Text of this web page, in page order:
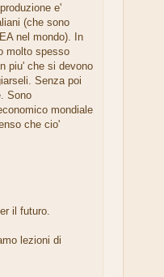
e'
(che sono
nel mondo). In
molto spesso
piu' che si devono
Senza poi
Sono
mondiale
che cio'
il futuro.
lezioni di